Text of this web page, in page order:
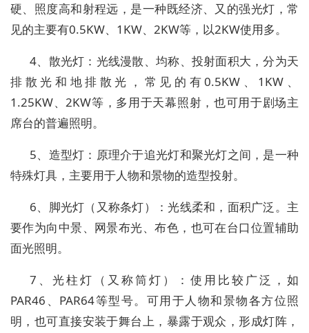
硬、照度高和射程远，是一种既经济、又的强光灯，常
见的主要有0.5KW、1KW、2KW等，以2KW使用多。
4、散光灯：光线漫散、均称、投射面积大，分为天
排散光和地排散光，常见的有0.5KW、1KW、
1.25KW、2KW等，多用于天幕照射，也可用于剧场主
席台的普遍照明。
5、造型灯：原理介于追光灯和聚光灯之间，是一种
特殊灯具，主要用于人物和景物的造型投射。
6、脚光灯（又称条灯）：光线柔和，面积广泛。主
要作为向中景、网景布光、布色，也可在台口位置辅助
面光照明。
7、光柱灯（又称筒灯）：使用比较广泛，如
PAR46、PAR64等型号。可用于人物和景物各方位照
明，也可直接安装于舞台上，暴露于观众，形成灯阵，